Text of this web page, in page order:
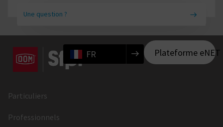
Une question ?
Plateforme eNET
FR
Particuliers
Professionnels